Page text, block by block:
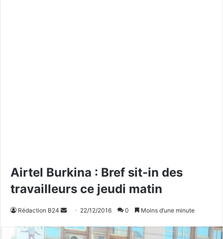
Airtel Burkina : Bref sit-in des
travailleurs ce jeudi matin
Rédaction B24
v
22/12/2016 0 Moins d’une minute